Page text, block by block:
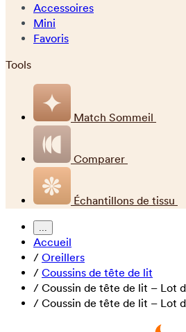
Accessoires
Mini
Favoris
Tools
Match Sommeil
Comparer
Échantillons de tissu
...
Accueil
/ Oreillers
/ Coussins de tête de lit
/ Coussin de tête de lit – Lot
/ Coussin de tête de lit – Lot